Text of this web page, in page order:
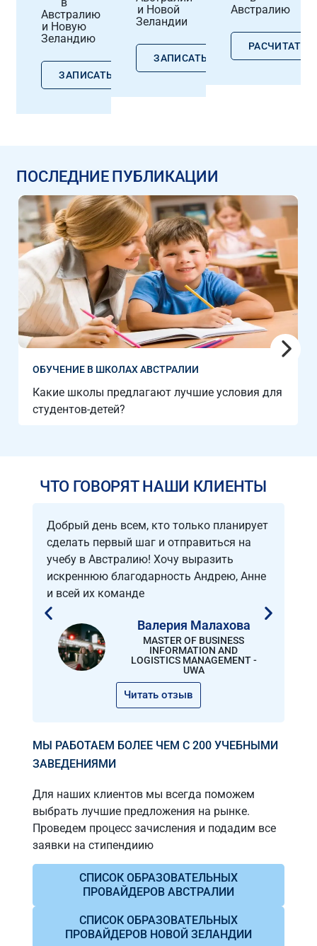
в
Австралию
и Новую
Зеландию
ЗАПИСАТЬСЯ
и Новой
Зеландии
ЗАПИСАТЬСЯ
Австралию
РАСЧИТАТЬ
ПОСЛЕДНИЕ ПУБЛИКАЦИИ
ОБУЧЕНИЕ В ШКОЛАХ АВСТРАЛИИ
Какие школы предлагают лучшие условия для
студентов-детей?
ЧТО ГОВОРЯТ НАШИ КЛИЕНТЫ
МЫ РАБОТАЕМ БОЛЕЕ ЧЕМ С 200 УЧЕБНЫМИ
ЗАВЕДЕНИЯМИ
Для наших клиентов мы всегда поможем
выбрать лучшие предложения на рынке.
Проведем процесс зачисления и подадим все
заявки на стипендиию
СПИСОК ОБРАЗОВАТЕЛЬНЫХ
ПРОВАЙДЕРОВ АВСТРАЛИИ
СПИСОК ОБРАЗОВАТЕЛЬНЫХ
ПРОВАЙДЕРОВ НОВОЙ ЗЕЛАНДИИ
Добрый день всем, кто только планирует
сделать первый шаг и отправиться на
учебу в Австралию! Хочу выразить
искреннюю благодарность Андрею, Анне
и всей их команде
Валерия Малахова
MASTER OF BUSINESS
INFORMATION AND
LOGISTICS MANAGEMENT -
UWA
Читать отзыв